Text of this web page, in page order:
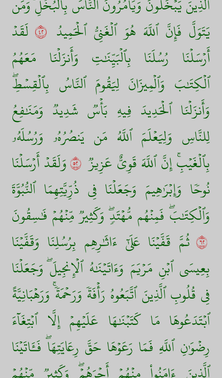
ٱلَّذِينَ يَبۡخَلُونَ وَيَأۡمُرُونَ ٱلنَّاسَ بِٱلۡبُخۡلِۗ وَمَن
يَتَوَلَّ فَإِنَّ ٱللَّهَ هُوَ ٱلۡغَنِيُّ ٱلۡحَمِيدُ ٢٤ لَقَدۡ
أَرۡسَلۡنَا رُسُلَنَا بِٱلۡبَيِّنَٰتِ وَأَنزَلۡنَا مَعَهُمُ
ٱلۡكِتَٰبَ وَٱلۡمِيزَانَ لِيَقُومَ ٱلنَّاسُ بِٱلۡقِسۡطِۖ
وَأَنزَلۡنَا ٱلۡحَدِيدَ فِيهِ بَأۡسٞ شَدِيدٞ وَمَنَٰفِعُ
لِلنَّاسِ وَلِيَعۡلَمَ ٱللَّهُ مَن يَنصُرُهُۥ وَرُسُلَهُۥ
بِٱلۡغَيۡبِۚ إِنَّ ٱللَّهَ قَوِيٌّ عَزِيزٞ ٢٥وَلَقَدۡ أَرۡسَلۡنَا
نُوحٗا وَإِبۡرَٰهِيمَ وَجَعَلۡنَا فِي ذُرِّيَّتِهِمَا ٱلنُّبُوَّةَ
وَٱلۡكِتَٰبَۖ فَمِنۡهُم مُّهۡتَدٖۖ وَكَثِيرٞ مِّنۡهُمۡ فَٰسِقُونَ
٢٦ ثُمَّ قَفَّيۡنَا عَلَىٰٓ ءَاثَٰرِهِم بِرُسُلِنَا وَقَفَّيۡنَا
بِعِيسَى ٱبۡنِ مَرۡيَمَ وَءَاتَيۡنَٰهُ ٱلۡإِنجِيلَۖ وَجَعَلۡنَا
فِي قُلُوبِ ٱلَّذِينَ ٱتَّبَعُوهُ رَأۡفَةٗ وَرَحۡمَةٗۚ وَرَهۡبَانِيَّةً
ٱبۡتَدَعُوهَا مَا كَتَبۡنَٰهَا عَلَيۡهِمۡ إِلَّا ٱبۡتِغَآءَ
رِضۡوَٰنِ ٱللَّهِ فَمَا رَعَوۡهَا حَقَّ رِعَايَتِهَاۖ فَـَٔاتَيۡنَا